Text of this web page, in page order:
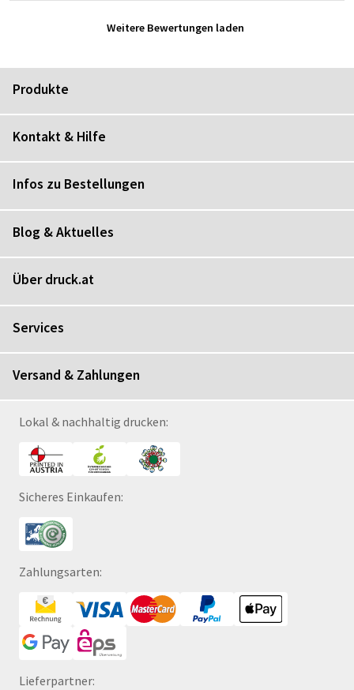
Weitere Bewertungen laden
Produkte
Kontakt & Hilfe
Infos zu Bestellungen
Blog & Aktuelles
Über druck.at
Services
Versand & Zahlungen
Lokal & nachhaltig drucken:
Sicheres Einkaufen:
Zahlungsarten:
Lieferpartner: